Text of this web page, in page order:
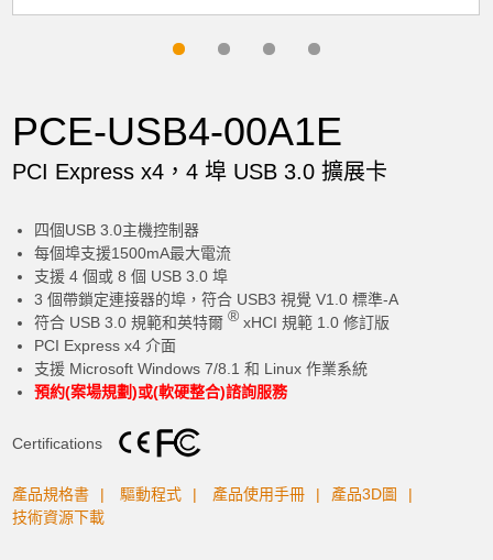
PCE-USB4-00A1E
PCI Express x4，4 埠 USB 3.0 擴展卡
四個USB 3.0主機控制器
每個埠支援1500mA最大電流
支援 4 個或 8 個 USB 3.0 埠
3 個帶鎖定連接器的埠，符合 USB3 視覺 V1.0 標準-A
符合 USB 3.0 規範和英特爾® xHCI 規範 1.0 修訂版
PCI Express x4 介面
支援 Microsoft Windows 7/8.1 和 Linux 作業系統
預約(案場規劃)或(軟硬整合)諮詢服務
Certifications
產品規格書 驅動程式 產品使用手冊
產品3D圖
技術資源下載
加入購物車